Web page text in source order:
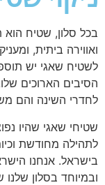
בכל סלון, שטיח
ואווירה ביתית,
לשטיח שאגי יש
הסיבים הארוכים
לחדרי השינה והם
לתהילה מחודשת
בישראל. אנחנו
ובמיוחד בסלון